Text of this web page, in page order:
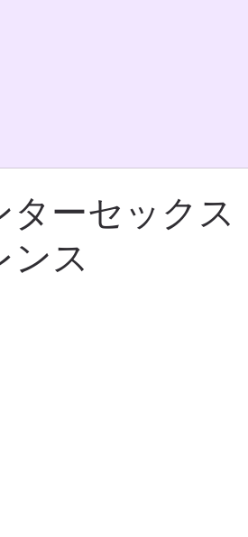
ターセック
ンス